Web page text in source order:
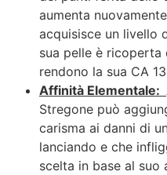
aumenta
acquisisce un livello
sua pelle è
rendono la sua CA
Affinità Elementale:
Stregone può
carisma ai danni di
lanciando e che
scelta in base al suo